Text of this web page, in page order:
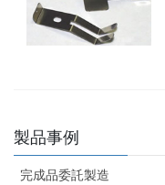
製品事例
完成品委託製造